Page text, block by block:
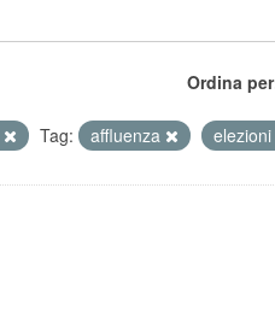
Ordina per
Tag: affluenza elezioni